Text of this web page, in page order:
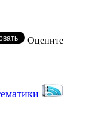
Оцените